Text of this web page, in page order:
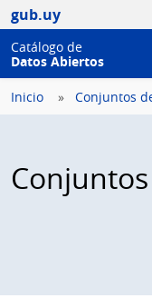
gub.uy
Catálogo de
Datos Abiertos
Inicio Conjuntos